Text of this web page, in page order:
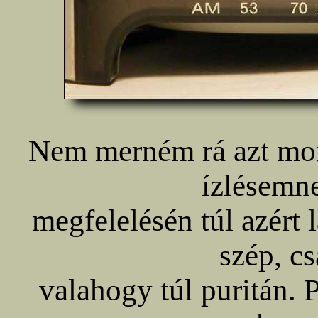
Nem merném rá azt
megfelelésén túl
szép,
valahogy túl puritán.